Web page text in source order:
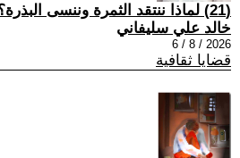
(21) لماذا ننتقد الثمرة وننسى البذرة؟
خالد علي سليفاني
2026 / 8 / 6
قضايا ثقافية